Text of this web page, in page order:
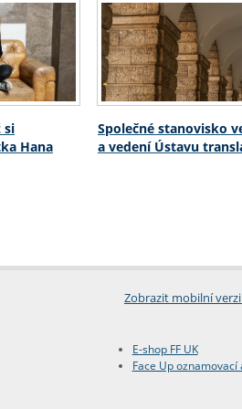
si
Hana
Společné stanovisko
a vedení Ústavu
Zobrazit mobilní
E-shop FF UK
Face Up oznamovací